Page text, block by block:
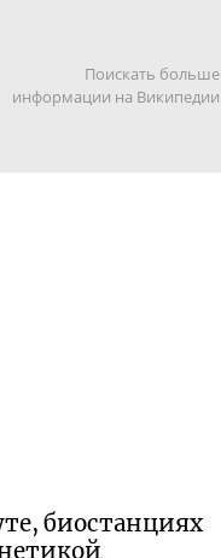
Поискать больше
информации на Википедии
биостанциях